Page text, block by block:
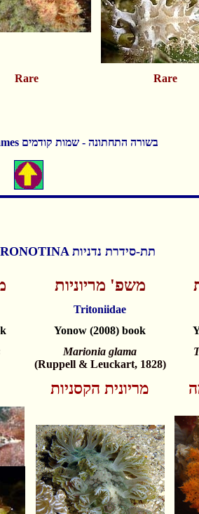
Rare Rare
Lowest row - alias names בשורה התחתונה - שמות קודמים
Sub-Order DENDRONOTINA תת-סידרת נדניות
משפ' מריוניות
Tritoniidae
Yonow (2008) book
Marionia glama
(Ruppell & Leuckart, 1828)
מריונית הקסניות